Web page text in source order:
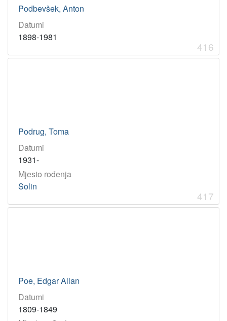
Podbevšek, Anton
Datumi
1898-1981
416
Podrug, Toma
Datumi
1931-
Mjesto rođenja
Solin
417
Poe, Edgar Allan
Datumi
1809-1849